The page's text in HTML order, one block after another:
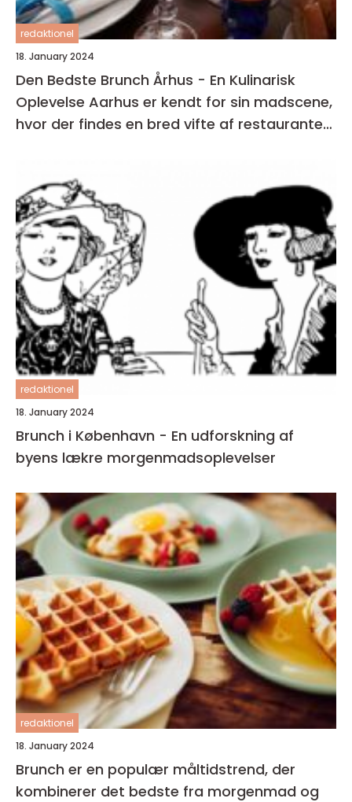
redaktionel
18. January 2024
Den Bedste Brunch Århus - En Kulinarisk
Oplevelse Aarhus er kendt for sin madscene,
hvor der findes en bred vifte af restauranter,
redaktionel
18. January 2024
Brunch i København - En udforskning af
byens lækre morgenmadsoplevelser
redaktionel
18. January 2024
Brunch er en populær måltidstrend, der
kombinerer det bedste fra morgenmad og